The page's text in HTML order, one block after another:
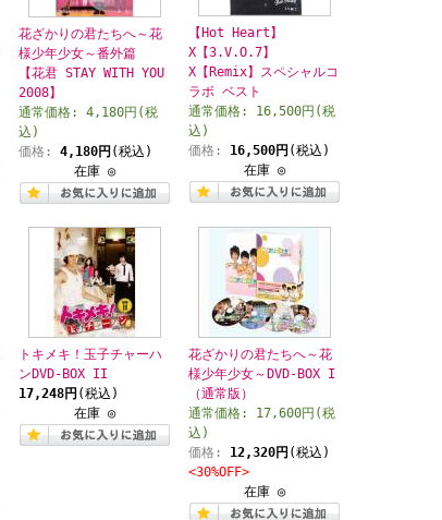
花ざかりの君たちへ～花
様少年少女～番外篇
【花君 STAY WITH YOU
2008】
通常価格: 4,180円(税
込)
価格: 4,180円 (税込)
在庫 ◎
【Hot Heart】
X【3.V.O.7】
X【Remix】スペシャルコ
ラボ ベスト
通常価格: 16,500円(税
込)
価格: 16,500円 (税込)
在庫 ◎
トキメキ！玉子チャーハ
ンDVD-BOX II
17,248円 (税込)
在庫 ◎
花ざかりの君たちへ～花
様少年少女～DVD-BOX I
（通常版）
通常価格: 17,600円(税
込)
価格: 12,320円 (税込)
<30%OFF>
在庫 ◎